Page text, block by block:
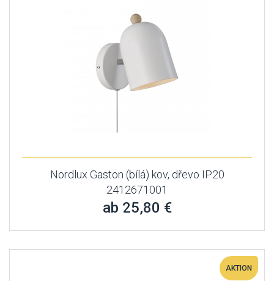
Nordlux Gaston (bílá) kov, dřevo IP20
2412671001
ab 25,80 €
AKTION